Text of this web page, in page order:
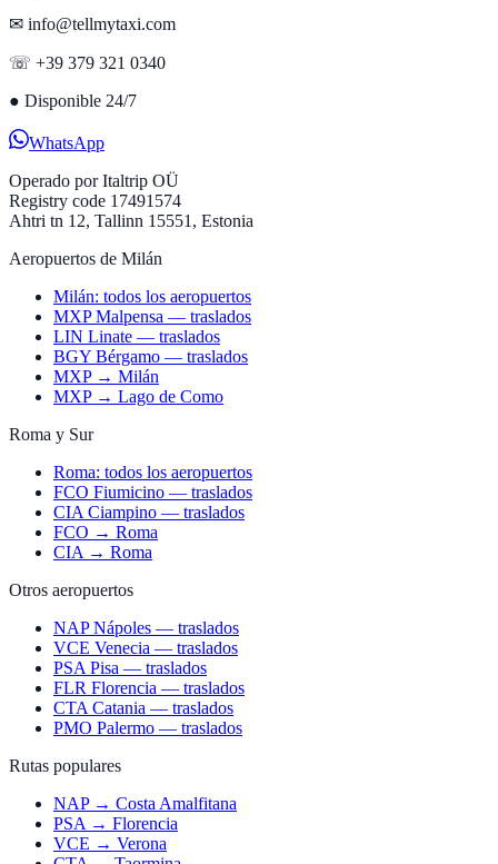
✉ info@tellmytaxi.com
☏ +39 379 321 0340
● Disponible 24/7
WhatsApp
Operado porItaltrip OÜ
Registry code 17491574
Ahtri tn 12, Tallinn 15551, Estonia
Aeropuertos de Milán
Milán: todos los aeropuertos
MXP Malpensa — traslados
LIN Linate — traslados
BGY Bérgamo — traslados
MXP → Milán
MXP → Lago de Como
Roma y Sur
Roma: todos los aeropuertos
FCO Fiumicino — traslados
CIA Ciampino — traslados
FCO → Roma
CIA → Roma
Otros aeropuertos
NAP Nápoles — traslados
VCE Venecia — traslados
PSA Pisa — traslados
FLR Florencia — traslados
CTA Catania — traslados
PMO Palermo — traslados
Rutas populares
NAP → Costa Amalfitana
PSA → Florencia
VCE → Verona